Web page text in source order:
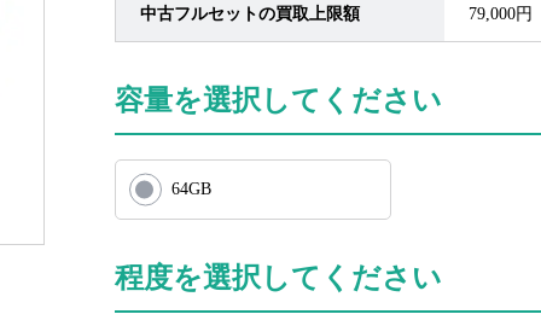
中古フルセットの買取上限額 79,000円
容量を選択してください
64GB
程度を選択してください